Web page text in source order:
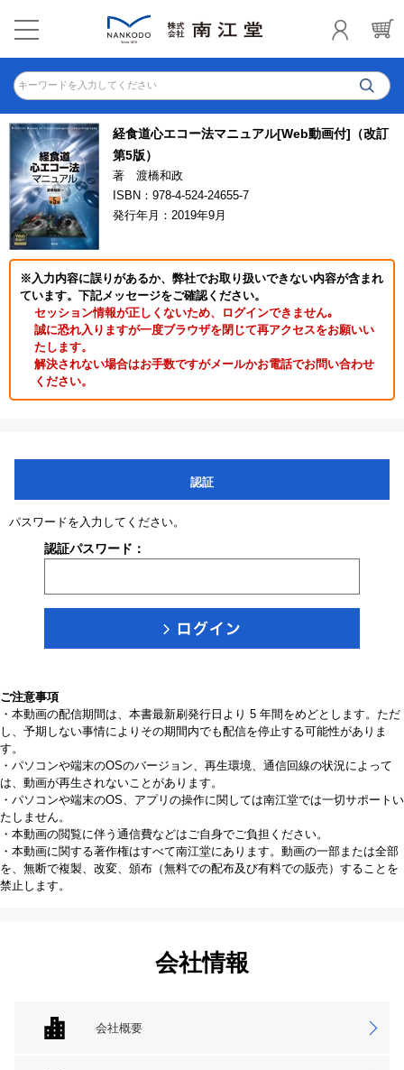
キーワードを入力してください
経食道心エコー法マニュアル[Web動画付]（改訂
第5版）
著 渡橋和政
ISBN：978-4-524-24655-7
発行年月：2019年9月
※入力内容に誤りがあるか、弊社でお取り扱いできない内容が含まれ
ています。下記メッセージをご確認ください。
セッション情報が正しくないため、ログインできません｡
誠に恐れ入りますが一度ブラウザを閉じて再アクセスをお願いい
たします。
解決されない場合はお手数ですがメールかお電話でお問い合わせ
ください。
認証
パスワードを入力してください。
認証パスワード：
ご注意事項
・本動画の配信期間は、本書最新刷発行日より 5 年間をめどとします。ただ
し、予期しない事情によりその期間内でも配信を停止する可能性がありま
す。
・パソコンや端末のOSのバージョン、再生環境、通信回線の状況によって
は、動画が再生されないことがあります。
・パソコンや端末のOS、アプリの操作に関しては南江堂では一切サポートい
たしません。
・本動画の閲覧に伴う通信費などはご自身でご負担ください。
・本動画に関する著作権はすべて南江堂にあります。動画の一部または全部
を、無断で複製、改変、頒布（無料での配布及び有料での販売）することを
禁止します。
会社情報
会社概要